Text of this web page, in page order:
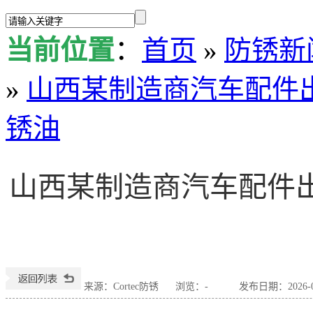
当前位置： 首页 » 防锈
» 山西某制造商汽车配件
锈油
山西某制造商汽车配件
来源：Cortec防锈 浏览： - 发布日期：2026-